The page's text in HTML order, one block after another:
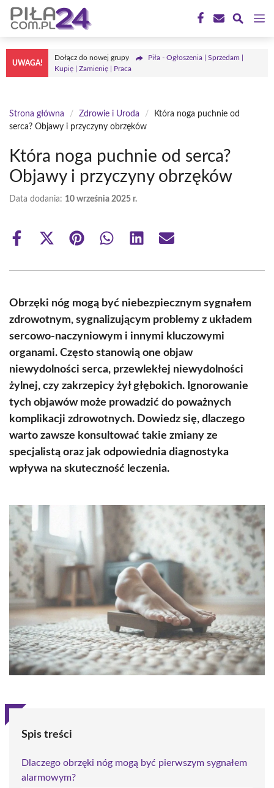
Przejdź
treści
UWAGA!
Dołącz do nowej grupy
Piła - Ogłoszenia | Sprzedam |
Kupię | Zamienię | Praca
Strona główna / Zdrowie i Uroda /
Która noga puchnie od
serca? Objawy i przyczyny obrzęków
Która noga puchnie od serca?
Objawy i przyczyny obrzęków
Data dodania: 10 września 2025 r.
Share
Share
(Twitter)
Share Share Share Share
Obrzęki nóg mogą być niebezpiecznym sygnałem
zdrowotnym, sygnalizującym problemy z układem
sercowo-naczyniowym i innymi kluczowymi
organami. Często stanowią one objaw
niewydolności serca, przewlekłej niewydolności
żylnej, czy zakrzepicy żył głębokich. Ignorowanie
tych objawów może prowadzić do poważnych
komplikacji zdrowotnych. Dowiedz się, dlaczego
warto zawsze konsultować takie zmiany ze
specjalistą oraz jak odpowiednia diagnostyka
wpływa na skuteczność leczenia.
Spis treści
Dlaczego obrzęki nóg mogą być pierwszym sygnałem
alarmowym?